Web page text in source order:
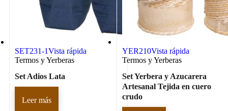
SET231-1Vista rápida
Termos y Yerberas
Set Adios Lata
Leer más
YER210Vista rápida
Termos y Yerberas
Set Yerbera y Azucarera
Artesanal Tejida en cuero
crudo